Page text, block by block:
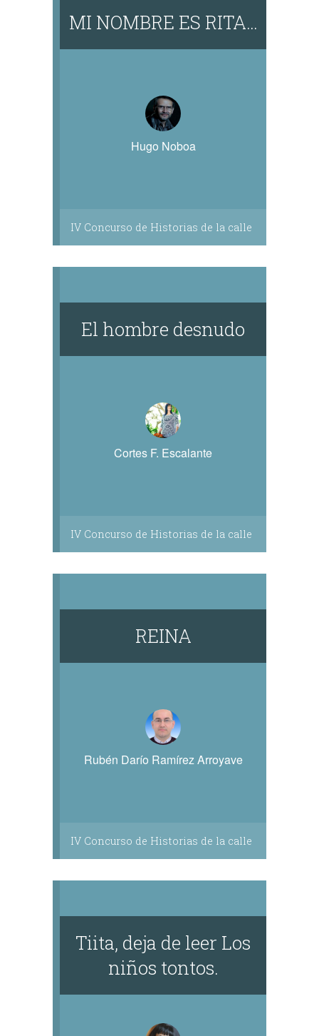
MI NOMBRE ES RITA…
Hugo Noboa
IV Concurso de Historias de la calle
El hombre desnudo
Cortes F. Escalante
IV Concurso de Historias de la calle
REINA
Rubén Darío Ramírez Arroyave
IV Concurso de Historias de la calle
Tiita, deja de leer Los
niños tontos.